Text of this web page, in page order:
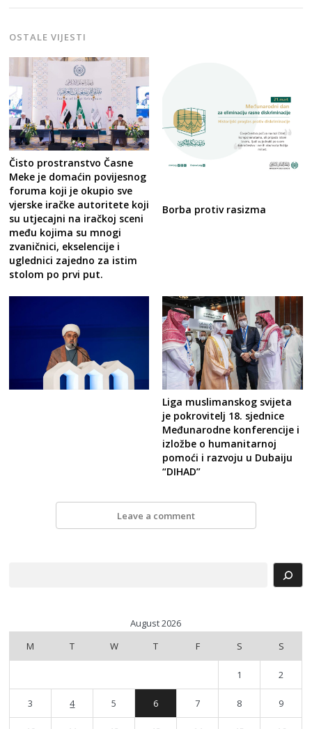
OSTALE VIJESTI
Čisto prostranstvo Časne
Meke je domaćin povijesnog
foruma koji je okupio sve
vjerske iračke autoritete koji
su utjecajni na iračkoj sceni
među kojima su mnogi
zvaničnici, ekselencije i
uglednici zajedno za istim
stolom po prvi put.
Borba protiv rasizma
Liga muslimanskog svijeta
je pokrovitelj 18. sjednice
Međunarodne konferencije i
izložbe o humanitarnoj
pomoći i razvoju u Dubaiju
“DIHAD”
Leave a comment
August 2026
M
T W T F S S
1 2
3 4 5 6 7 8 9